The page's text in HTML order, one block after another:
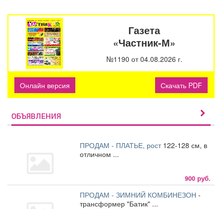
Газета
«Частник-М»
№1190 от 04.08.2026 г.
Онлайн версия Скачать PDF
ОБЪЯВЛЕНИЯ
ПРОДАМ - ПЛАТЬЕ, рост 122-128 см, в
отличном ...
900 руб.
ПРОДАМ - ЗИМНИЙ КОМБИНЕЗОН -
трансформер "Батик" ...